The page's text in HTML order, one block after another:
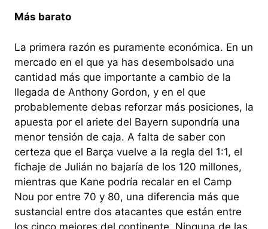
Más barato
La primera razón es puramente económica. En un
mercado en el que ya has desembolsado una
cantidad más que importante a cambio de la
llegada de Anthony Gordon, y en el que
probablemente debas reforzar más posiciones, la
apuesta por el ariete del Bayern supondría una
menor tensión de caja. A falta de saber con
certeza que el Barça vuelve a la regla del 1:1, el
fichaje de Julián no bajaría de los 120 millones,
mientras que Kane podría recalar en el Camp
Nou por entre 70 y 80, una diferencia más que
sustancial entre dos atacantes que están entre
los cinco mejores del continente. Ninguna de las